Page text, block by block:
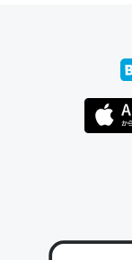
回線代ほとんど
─たまにLINEする